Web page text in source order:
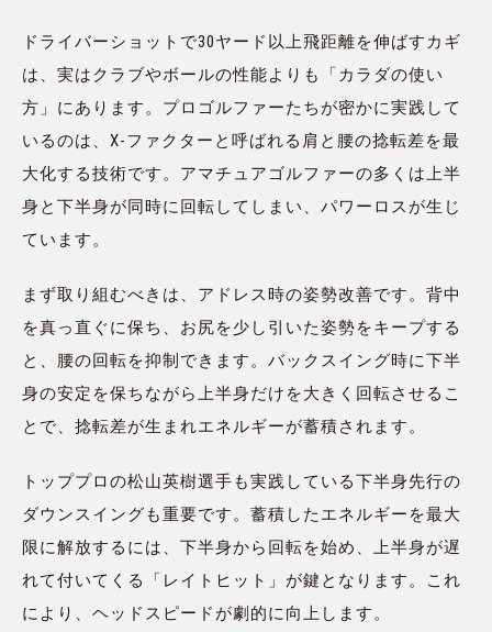
ドライバーショットで30ヤード以上飛距離を伸ばすカギ
は、実はクラブやボールの性能よりも「カラダの使い
方」にあります。プロゴルファーたちが密かに実践して
いるのは、X-ファクターと呼ばれる肩と腰の捻転差を最
大化する技術です。アマチュアゴルファーの多くは上半
身と下半身が同時に回転してしまい、パワーロスが生じ
ています。
まず取り組むべきは、アドレス時の姿勢改善です。背中
を真っ直ぐに保ち、お尻を少し引いた姿勢をキープする
と、腰の回転を抑制できます。バックスイング時に下半
身の安定を保ちながら上半身だけを大きく回転させるこ
とで、捻転差が生まれエネルギーが蓄積されます。
トッププロの松山英樹選手も実践している下半身先行の
ダウンスイングも重要です。蓄積したエネルギーを最大
限に解放するには、下半身から回転を始め、上半身が遅
れて付いてくる「レイトヒット」が鍵となります。これ
により、ヘッドスピードが劇的に向上します。